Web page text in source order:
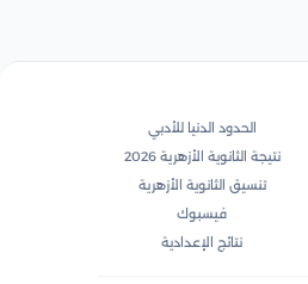
الحدود الدنيا للأدبي
نتيجة الثانوية الأزهرية 2026
تنسيق الثانوية الأزهرية
فيسبوك
نتائج الإعدادية